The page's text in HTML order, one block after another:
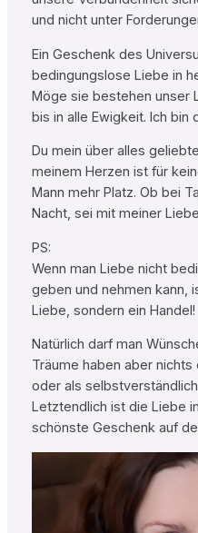
und nicht unter
Ein Geschenk des
bedingungslose Liebe in
Möge sie bestehen unser
bis in alle Ewigkeit. Ich bin
Du mein über alles
meinem Herzen ist für
Mann mehr Platz. Ob bei
Nacht, sei mit meiner
PS:
Wenn man Liebe nicht
geben und nehmen kann,
Liebe, sondern ein Handel!
Natürlich darf man
Träume haben aber nichts
oder als
Letztendlich ist die Liebe
schönste Geschenk auf